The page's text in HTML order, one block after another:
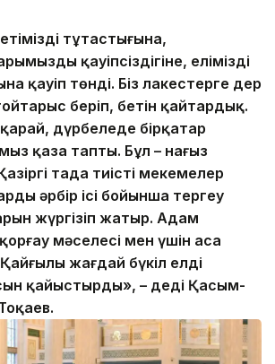
тұтастығына,
қауіпсіздігіне, еліміздің
қауіп төнді. Біз лаңкестерге дер
беріп, бетін қайтардық.
дүрбелеңде бірқатар
қаза тапты. Бұл – нағыз
таңда тиісті мекемелер
әрбір ісі бойынша тергеу
жүргізіп жатыр. Адам
мәселесі мен үшін аса
жағдай бүкіл елдің
қайыстырды», – деді Қасым-